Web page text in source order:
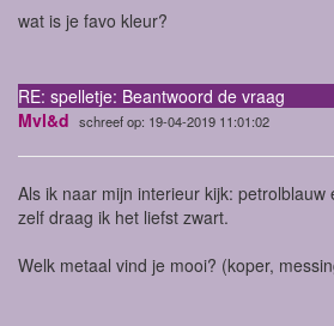
wat is je favo kleur?
RE: spelletje: Beantwoord de vraag
Mvl&d schreef op: 19-04-2019 11:01:02
Als ik naar mijn interieur kijk:
zelf draag ik het liefst zwart.
Welk metaal vind je mooi? (koper,